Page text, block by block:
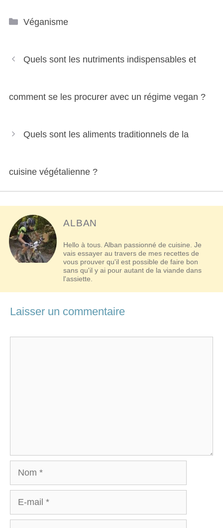
Véganisme
des Quels sont les nutriments indispensables et
comment se les procurer avec un régime vegan ?
Quels sont les aliments traditionnels de la
cuisine végétalienne ?
ALBAN
Hello à tous. Alban passionné de cuisine. Je
vais essayer au travers de mes recettes de
vous prouver qu'il est possible de faire bon
sans qu'il y ai pour autant de la viande dans
l'assiette.
Laisser un commentaire
Nom
mail